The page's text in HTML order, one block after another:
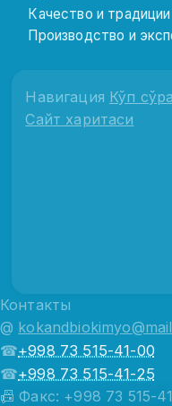
Качество и
Производство и
Навигация Кўп
Сайт харитаси
Контакты
@
☎+998 73 515-41-00
☎+998 73 515-41-25
📠 Факс: +998 73 515-